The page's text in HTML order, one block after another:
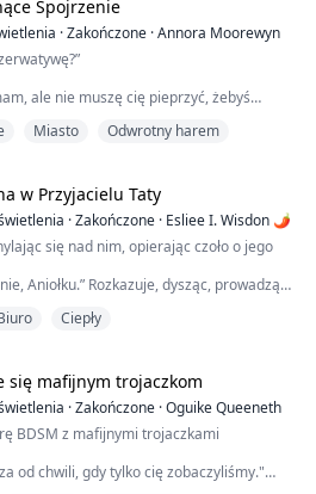
zaraz zwymiotuję, gdy Hank złapał mnie
moją głowę. TRZASK. To było jakby
wewnątrz czaszki,...
Spojrzenie
·Zakończone ·Annora Moorewyn
ale nie muszę cię pieprzyć, żebyś
mojej szyi.
wydawać żadnych dźwięków”, wsunął rękę
moich legginsów.
lat i została adoptowana. Po rozwodzie
w relacje z trzema różnymi mężczyznami.
Miasto Odwrotny harem
w Przyjacielu Taty
·Zakończone · Esliee I. Wisdon 🌶
się nad nim, opierając czoło o jego
Aniołku.” Rozkazuje, dysząc, prowadząc
mnie, proszę…” Błagam, gryząc jego
przeżyłam sama. On tylko ociera się o
jest lepsze niż cokolwiek, co mogłam
Ciepły
się mafijnym trojaczkom
·Zakończone ·Oguike Queeneth
BDSM z mafijnymi trojaczkami
od chwili, gdy tylko cię zobaczyliśmy."